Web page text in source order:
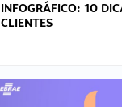
INFOGRÁFICO: 10
CLIENTES